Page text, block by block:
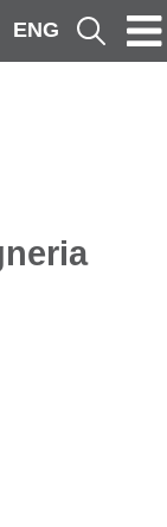
ENG Cerca